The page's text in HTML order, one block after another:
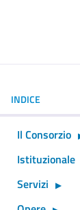
INDICE
Il Consorzio
Istituzionale
Servizi